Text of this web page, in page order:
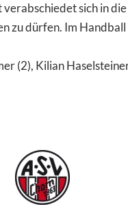
sich in
dürfen. Im Handball
(2), Kilian